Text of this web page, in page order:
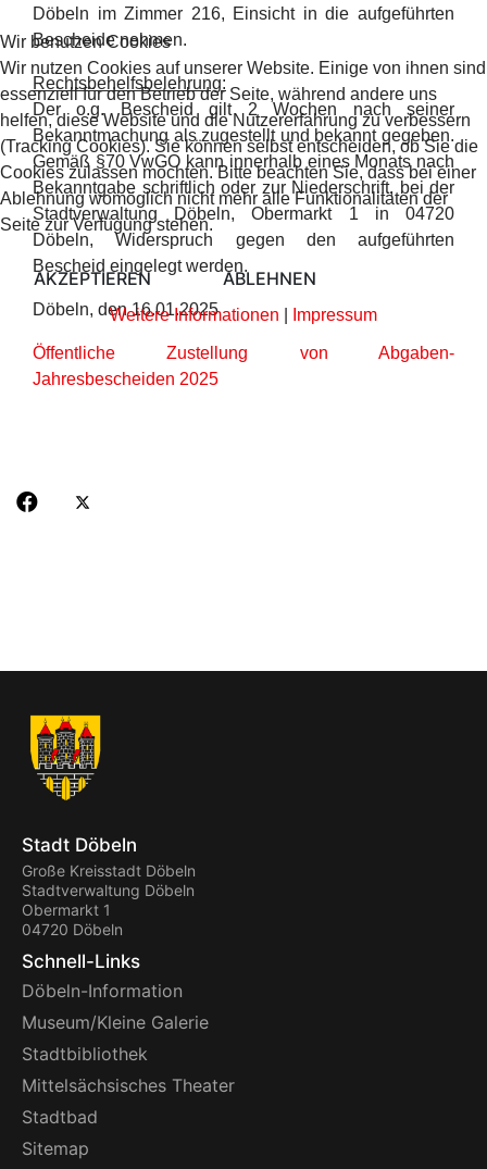
Döbeln im Zimmer 216, Einsicht in die aufgeführten
Bescheide nehmen.
Rechtsbehelfsbelehrung:
Der o.g. Bescheid gilt 2 Wochen nach seiner
Bekanntmachung als zugestellt und bekannt gegeben.
Gemäß §70 VwGO kann innerhalb eines Monats nach
Bekanntgabe schriftlich oder zur Niederschrift, bei der
Stadtverwaltung Döbeln, Obermarkt 1 in 04720
Döbeln, Widerspruch gegen den aufgeführten
Bescheid eingelegt werden.
Döbeln, den 16.01.2025
Öffentliche Zustellung von Abgaben-
Jahresbescheiden 2025
Stadt Döbeln
Große Kreisstadt Döbeln
Stadtverwaltung Döbeln
Obermarkt 1
04720 Döbeln
Schnell-Links
Döbeln-Information
Museum/Kleine Galerie
Stadtbibliothek
Mittelsächsisches Theater
Stadtbad
Sitemap
Wir benutzen Cookies
Wir nutzen Cookies auf unserer Website. Einige von ihnen sind
essenziell für den Betrieb der Seite, während andere uns
helfen, diese Website und die Nutzererfahrung zu verbessern
(Tracking Cookies). Sie können selbst entscheiden, ob Sie die
Cookies zulassen möchten. Bitte beachten Sie, dass bei einer
Ablehnung womöglich nicht mehr alle Funktionalitäten der
Seite zur Verfügung stehen.
AKZEPTIEREN ABLEHNEN
Weitere Informationen Impressum